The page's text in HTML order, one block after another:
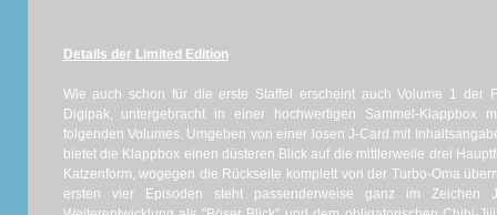
Details der Limited Edition
Wie auch schon für die erste Staffel erscheint auch Volume 1 der
Digipak, untergebracht in einer hochwertigen Sammel-Klappbox
folgenden Volumes. Umgeben von einer losen J-Card mit
bietet die Klappbox einen düsteren Blick auf die mittlerweile drei
Katzenform, wogegen die Rückseite komplett von der Turbo-Oma
ersten vier Episoden steht passenderweise ganz im Zeichen